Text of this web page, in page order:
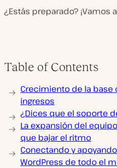
¿Estás preparado? ¡Vamos
Table of Contents
Crecimiento de la base
ingresos
¿Dices que el soporte
La expansión del
que bajar el ritmo
Conectando y
WordPress de todo el